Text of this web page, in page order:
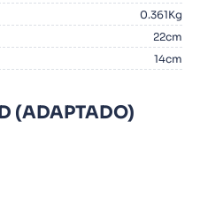
0.361Kg
22cm
14cm
(ADAPTADO)